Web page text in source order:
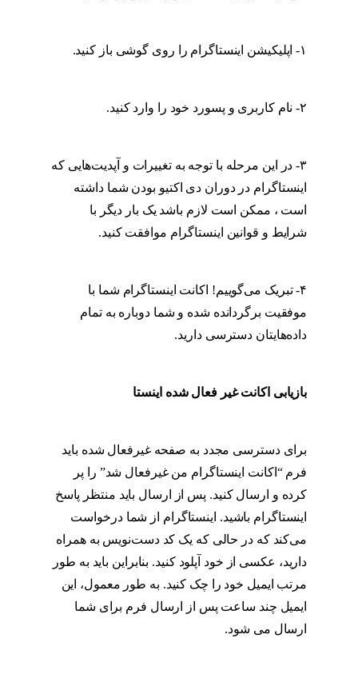
۱- اپلیکیشن اینستاگرام را روی گوشی باز کنید.
۲- نام کاربری و پسورد خود را وارد کنید.
۳- در این مرحله با توجه به تغییرات و آپدیت‌هایی که
اینستاگرام در دوران دی اکتیو بودن شما داشته
است ، ممکن است لازم باشد یک بار دیگر با
شرایط و قوانین اینستاگرام موافقت کنید.
۴- تبریک می‌گوییم! اکانت اینستاگرام شما با
موفقیت برگردانده شده و شما دوباره به تمام
داده‌هایتان دسترسی دارید.
بازیابی اکانت غیر فعال شده اینستا
برای دسترسی مجدد به صفحه غیرفعال شده باید
فرم “اکانت اینستاگرام من غیرفعال شد” را پر
کرده و ارسال کنید. پس از ارسال باید منتظر پاسخ
اینستاگرام باشید. اینستاگرام از شما درخواست
می‌کند که در حالی که یک کد دست‌نویس به همراه
دارید، عکسی از خود آپلود کنید. بنابراین باید به طور
مرتب ایمیل خود را چک کنید. به طور معمول، این
ایمیل چند ساعت پس از ارسال فرم برای شما
ارسال می شود.